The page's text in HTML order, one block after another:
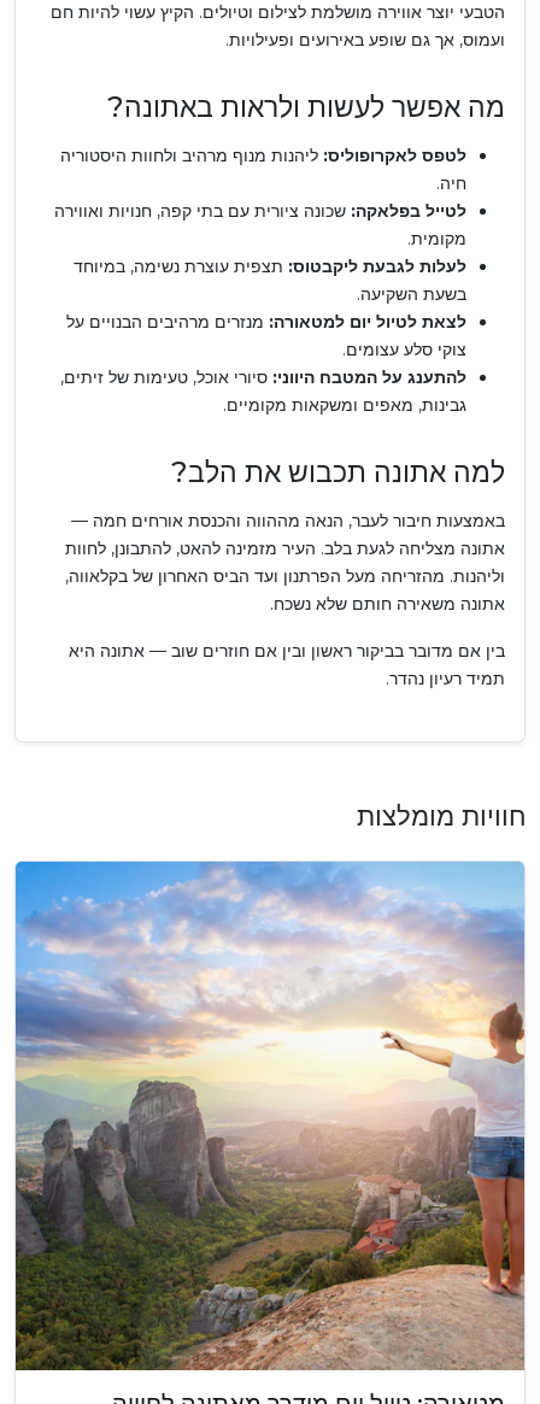
הטבעי יוצר אווירה מושלמת לצילום וטיולים. הקיץ עשוי להיות חם
ועמוס, אך גם שופע באירועים ופעילויות.
מה אפשר לעשות ולראות באתונה?
לטפס לאקרופוליס: ליהנות מנוף מרהיב ולחוות היסטוריה
חיה.
לטייל בפלאקה: שכונה ציורית עם בתי קפה, חנויות ואווירה
מקומית.
לעלות לגבעת ליקבטוס: תצפית עוצרת נשימה, במיוחד
בשעת השקיעה.
לצאת לטיול יום למטאורה: מנזרים מרהיבים הבנויים על
צוקי סלע עצומים.
להתענג על המטבח היווני: סיורי אוכל, טעימות של זיתים,
גבינות, מאפים ומשקאות מקומיים.
למה אתונה תכבוש את הלב?
באמצעות חיבור לעבר, הנאה מההווה והכנסת אורחים חמה —
אתונה מצליחה לגעת בלב. העיר מזמינה להאט, להתבונן, לחוות
וליהנות. מהזריחה מעל הפרתנון ועד הביס האחרון של בקלאווה,
אתונה משאירה חותם שלא נשכח.
בין אם מדובר בביקור ראשון ובין אם חוזרים שוב — אתונה היא
תמיד רעיון נהדר.
חוויות מומלצות